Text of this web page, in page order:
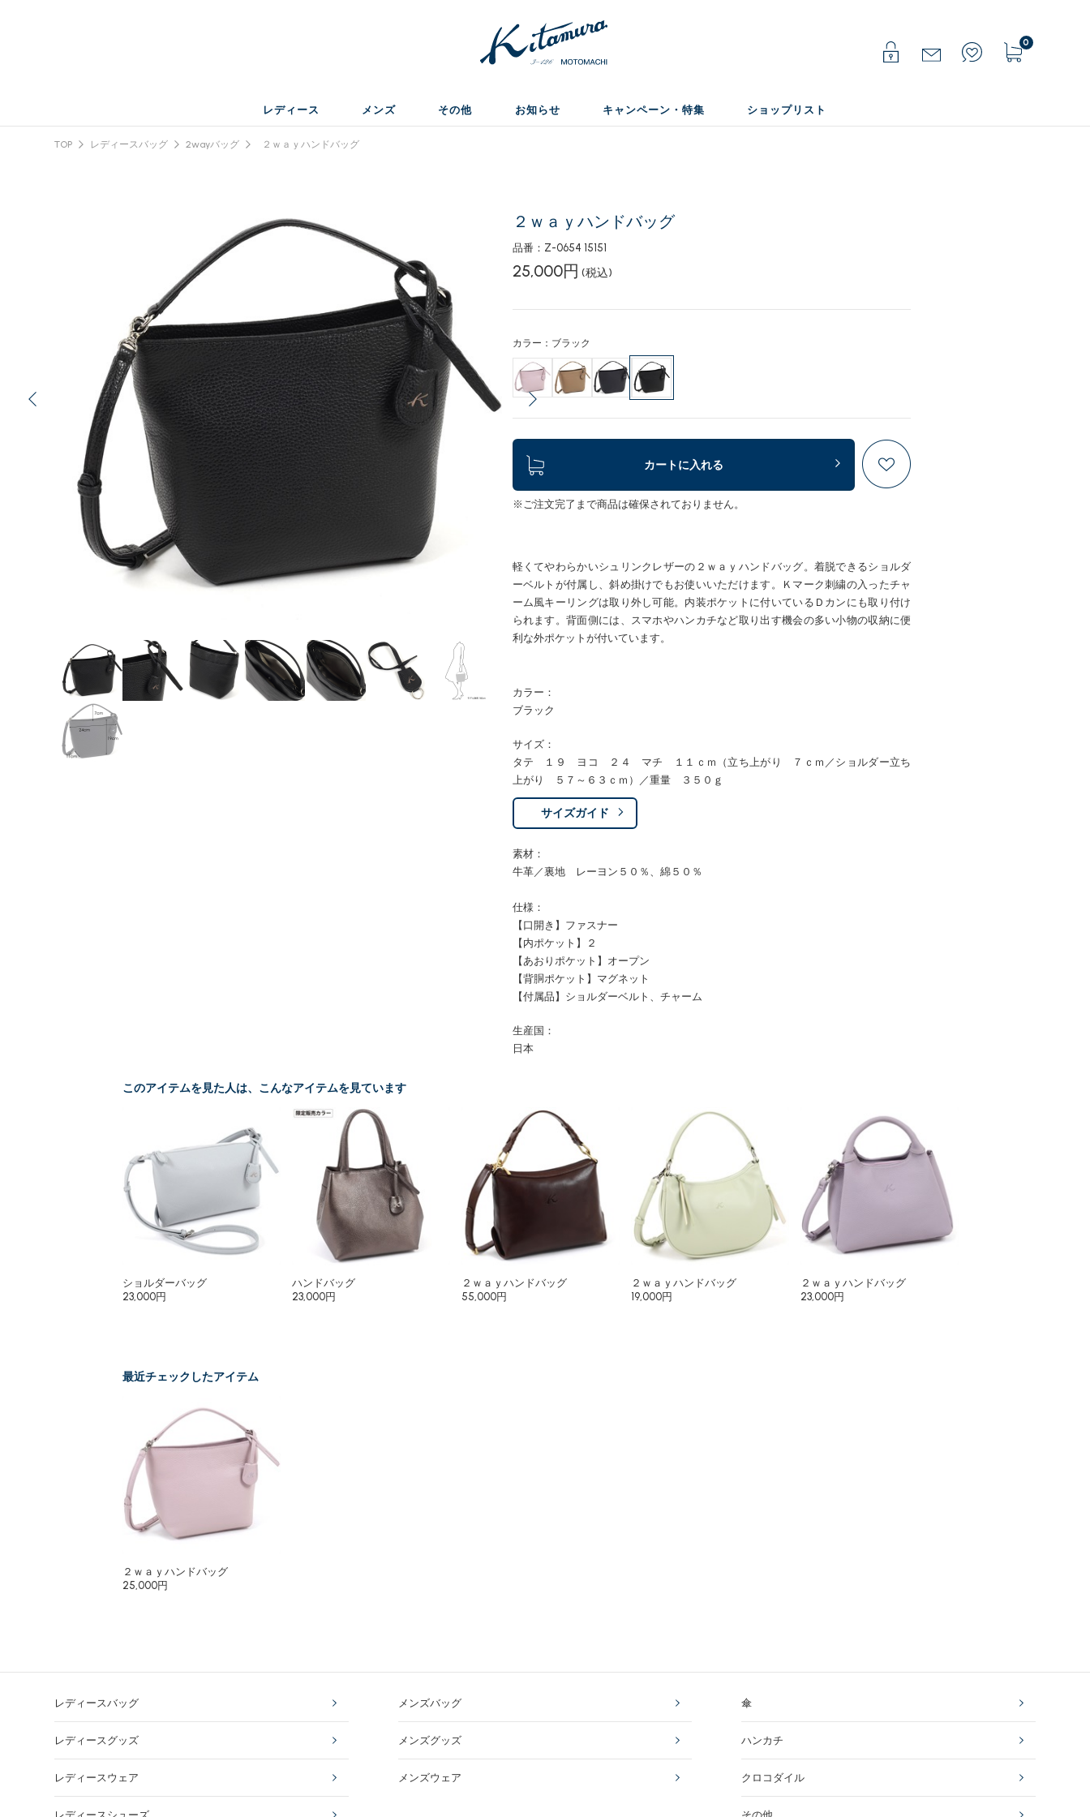
0
レディース メンズ その他 お知らせ キャンペーン・特集 ショップリスト
TOP レディースバッグ 2wayバッグ ２ｗａｙハンドバッグ
２ｗａｙハンドバッグ
品番：Z-0654 15151
25,000円 (税込)
カラー：ブラック
カートに入れる
※ご注文完了まで商品は確保されておりません。
軽くてやわらかいシュリンクレザーの２ｗａｙハンドバッグ。着脱できるショルダ
ーベルトが付属し、斜め掛けでもお使いいただけます。Ｋマーク刺繍の入ったチャ
ーム風キーリングは取り外し可能。内装ポケットに付いているＤカンにも取り付け
られます。背面側には、スマホやハンカチなど取り出す機会の多い小物の収納に便
利な外ポケットが付いています。
カラー：
ブラック
サイズ：
タテ １９ ヨコ ２４ マチ １１ｃｍ（立ち上がり ７ｃｍ／ショルダー立ち
上がり ５７～６３ｃｍ）／重量 ３５０ｇ
サイズガイド
素材：
牛革／裏地 レーヨン５０％、綿５０％
仕様：
【口開き】ファスナー
【内ポケット】２
【あおりポケット】オープン
【背胴ポケット】マグネット
【付属品】ショルダーベルト、チャーム
生産国：
日本
このアイテムを見た人は、こんなアイテムを見ています
ショルダーバッグ
23,000円
ハンドバッグ
23,000円
２ｗａｙハンドバッグ
55,000円
２ｗａｙハンドバッグ
19,000円
２ｗａｙハンドバッグ
23,000円
最近チェックしたアイテム
２ｗａｙハンドバッグ
25,000円
レディースバッグ
レディースグッズ
レディースウェア
メンズバッグ
メンズグッズ
メンズウェア
傘
ハンカチ
クロコダイル